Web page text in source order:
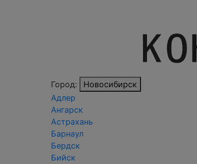
Город:
Новосибирск
Адлер
Ангарск
Астрахань
Барнаул
Бердск
Бийск